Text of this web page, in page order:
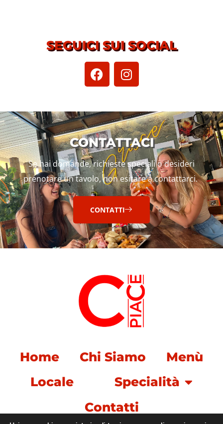
SEGUICI SUI SOCIAL
CONTATTACI
Se hai domande, richieste speciali o desideri
prenotare un tavolo, non esitare a contattarci.
CONTATTI
Home Chi Siamo
Menù
Locale
Specialità
Contatti